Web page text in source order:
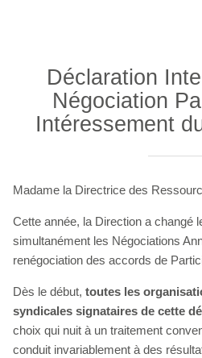
Déclaration
Négociation
Intéressement
Madame la Directrice des
Cette année, la Direction a changé
simultanément les Négociations
renégociation des accords de
Dès le début, toutes les
syndicales signataires de cette
choix qui nuit à un traitement
conduit invariablement à des